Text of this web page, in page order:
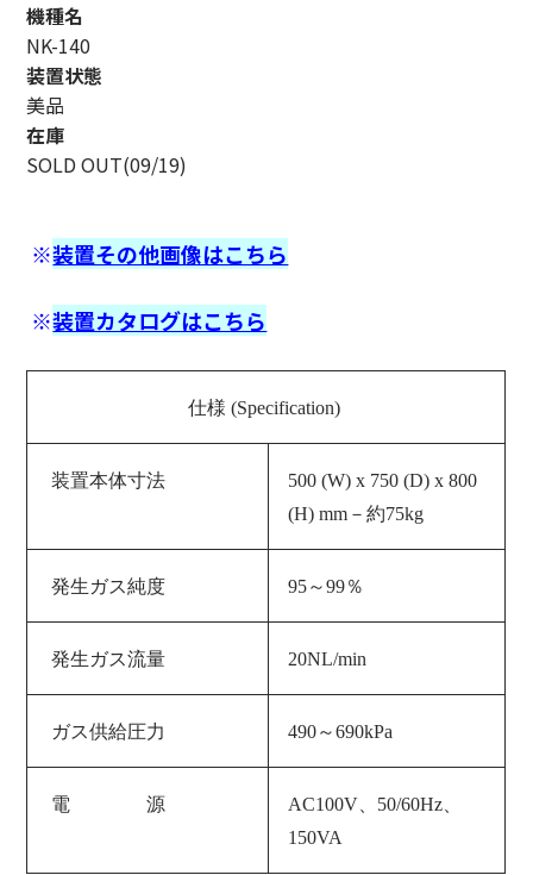
機種名
NK-140
装置状態
美品
在庫
SOLD OUT(09/19)
※装置その他画像はこちら
※装置カタログはこちら
仕様 (Specification)
装置本体寸法
500 (W) x 750 (D) x 800
(H) mm－約75kg
発生ガス純度 95～99％
発生ガス流量 20NL/min
ガス供給圧力 490～690kPa
電 源
AC100V、50/60Hz、
150VA